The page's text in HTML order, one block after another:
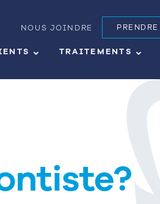
NOUS JOINDRE
TRAITEMENTS